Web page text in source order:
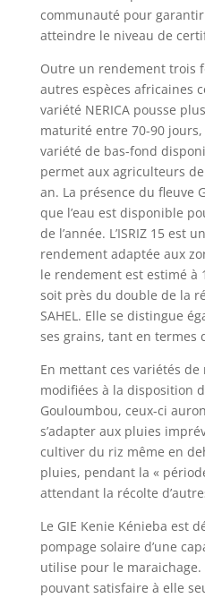
communauté pour
atteindre le niveau de
Outre un rendement trois
autres espèces africaines
variété NERICA pousse
maturité entre 70-90
variété de bas-fond
permet aux agriculteurs
an. La présence du fleuve
que l’eau est disponible
de l’année. L’ISRIZ 15 est
rendement adaptée aux
le rendement est estimé à
soit près du double de la
SAHEL. Elle se distingue
ses grains, tant en termes
En mettant ces variétés
modifiées à la disposition
Gouloumbou, ceux-ci
s’adapter aux pluies
cultiver du riz même en
pluies, pendant la «
attendant la récolte
Le GIE Kenie Kénieba est
pompage solaire d’une
utilise pour le
pouvant satisfaire à elle